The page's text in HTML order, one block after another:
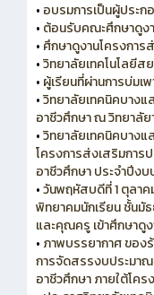
• อบรมการเป็นผู้ประก
• ต้อนรับคณะศึกษาดูง
• ศึกษาดูงานโครงกา
•วิทยาลัยเทคโนโลยีส
• ผู้เรียนที่ผ่านการบ่มเ
•วิทยาลัยเทคนิคบางแ
อาชีวศึกษา ณ วิทยาลั
•วิทยาลัยเทคนิคบางแ
โครงการส่งเสริมการ
อาชีวศึกษา ประจำปีง
•วันพฤหัสบดีที่ 1 ตุลาค
พิทยาคมนักเรียน ชั้นมั
และคุณครู เข้าศึกษาดู
• ภาพบรรยากาศ ของ
การจัดสรรงบประมา
อาชีวศึกษา ภายใต้โคร